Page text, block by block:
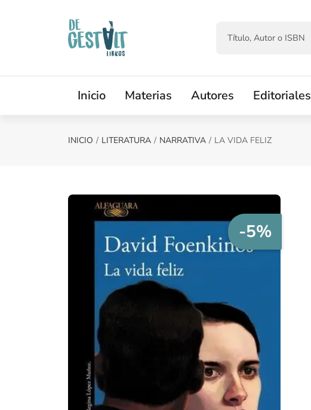
Inicio Materias Autores Editoriales
INICIO LITERATURA NARRATIVA LA VIDA FELIZ
-5%